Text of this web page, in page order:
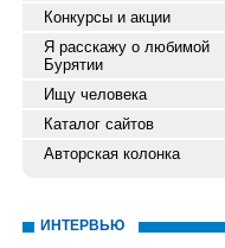
Конкурсы и акции
Я расскажу о любимой
Бурятии
Ищу человека
Каталог сайтов
Авторская колонка
ИНТЕРВЬЮ